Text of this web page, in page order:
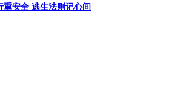
安全 逃生法则记心间